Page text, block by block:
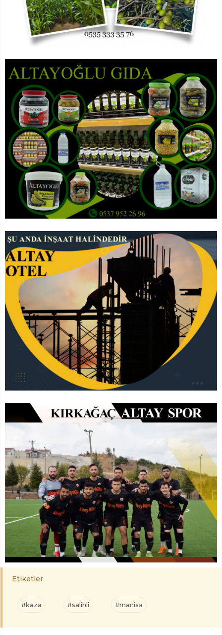
Etiketler
#kaza #salihli #manisa